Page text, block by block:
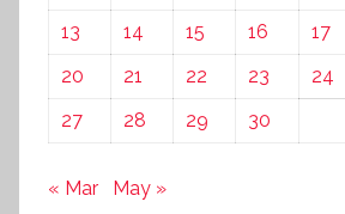
13
14 15 16 17
20
21 22 23 24
27
28 29 30
« Mar May »